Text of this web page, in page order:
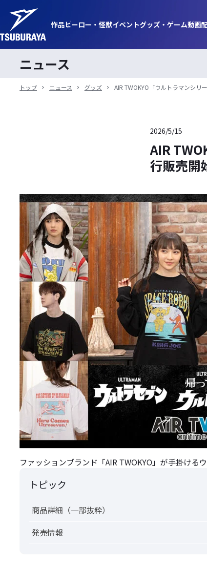
作品ヒーロー・ 怪獣イベントグッズ・ ゲーム動画
ニュース
トップ ニュース グッズ AIR TWOKYO「ウルトラマンシリ
2026/5/15
AIR
行販売開
ファッションブランド「AIR TWOKYO」が手掛ける
トピック
商品詳細（一部抜粋）
発売情報